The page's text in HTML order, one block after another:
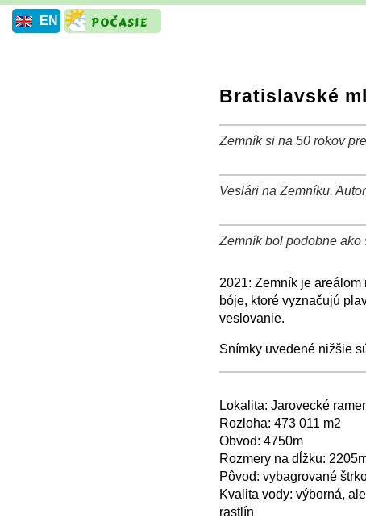
EN
Bratislavské
Zemník si na 50 rokov
Veslári na Zemníku.
Zemník bol podobne ako
2021: Zemník je
bóje, ktoré vyznačujú
veslovanie.
Snímky uvedené nižšie
+ − ⛶
Lokalita: Jarovecké
Rozloha: 473 011 m2
Obvod: 4750m
Rozmery na dĺžku:
Pôvod: vybagrované
Kvalita vody: výborná,
rastlín